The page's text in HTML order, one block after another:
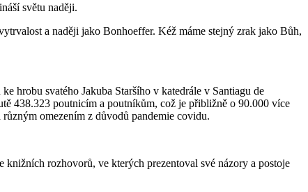
světu naději.
a naději jako Bonhoeffer. Kéž máme stejný zrak jako Bůh,
hrobu svatého Jakuba Staršího v katedrále v Santiagu de
438.323 poutnicím a poutníkům, což je přibližně o 90.000 více
omezením z důvodů pandemie covidu.
rozhovorů, ve kterých prezentoval své názory a postoje